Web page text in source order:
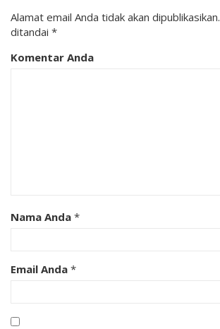
Alamat email Anda tidak akan dipublikasikan.
ditandai *
Komentar Anda
Nama Anda *
Email Anda *